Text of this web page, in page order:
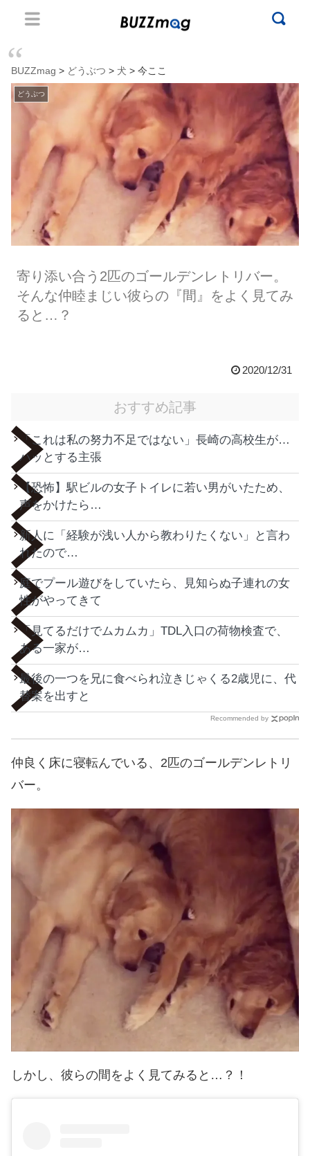
BUZZmag > どうぶつ > 犬 > 今ここ
どうぶつ
寄り添い合う2匹のゴールデンレトリバー。
そんな仲睦まじい彼らの『間』をよく見てみ
ると…？
2020/12/31
おすすめ記事
「これは私の努力不足ではない」長崎の高校生が…
ハッとする主張
【恐怖】駅ビルの女子トイレに若い男がいたため、
声をかけたら…
新人に「経験が浅い人から教わりたくない」と言わ
れたので…
庭でプール遊びをしていたら、見知らぬ子連れの女
性がやってきて
「見てるだけでムカムカ」TDL入口の荷物検査で、
ある一家が…
最後の一つを兄に食べられ泣きじゃくる2歳児に、代
替案を出すと
Recommended by
仲良く床に寝転んでいる、2匹のゴールデンレトリ
バー。
しかし、彼らの間をよく見てみると…？！